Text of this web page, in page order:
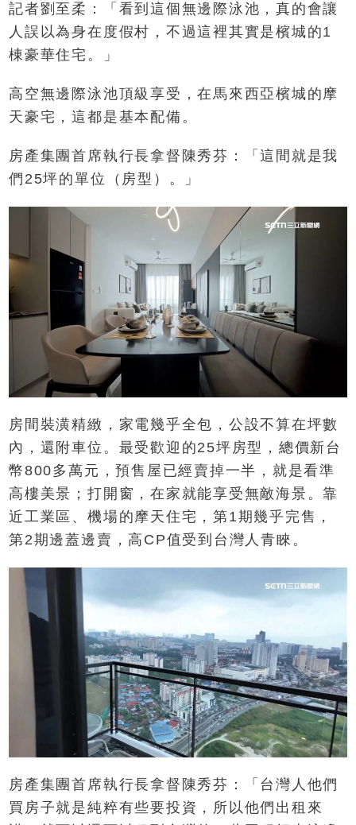
記者劉至柔：「看到這個無邊際泳池，真的會讓
人誤以為身在度假村，不過這裡其實是檳城的1
棟豪華住宅。」
高空無邊際泳池頂級享受，在馬來西亞檳城的摩
天豪宅，這都是基本配備。
房產集團首席執行長拿督陳秀芬：「這間就是我
們25坪的單位（房型）。」
房間裝潢精緻，家電幾乎全包，公設不算在坪數
內，還附車位。最受歡迎的25坪房型，總價新台
幣800多萬元，預售屋已經賣掉一半，就是看準
高樓美景；打開窗，在家就能享受無敵海景。靠
近工業區、機場的摩天住宅，第1期幾乎完售，
第2期邊蓋邊賣，高CP值受到台灣人青睞。
房產集團首席執行長拿督陳秀芬：「台灣人他們
買房子就是純粹有些要投資，所以他們出租來